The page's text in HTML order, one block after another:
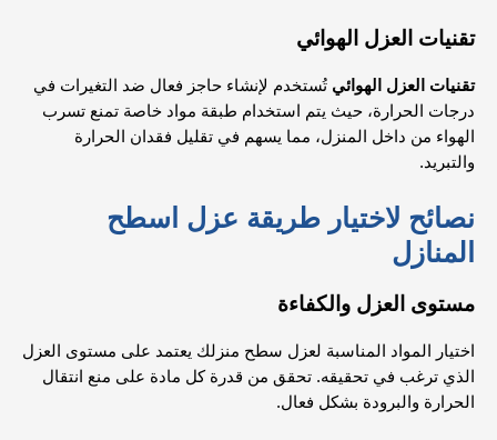
تقنيات العزل الهوائي
تقنيات العزل الهوائي تُستخدم لإنشاء حاجز فعال ضد التغيرات في
درجات الحرارة، حيث يتم استخدام طبقة مواد خاصة تمنع تسرب
الهواء من داخل المنزل، مما يسهم في تقليل فقدان الحرارة
والتبريد.
نصائح لاختيار طريقة عزل اسطح
المنازل
مستوى العزل والكفاءة
اختيار المواد المناسبة لعزل سطح منزلك يعتمد على مستوى العزل
الذي ترغب في تحقيقه. تحقق من قدرة كل مادة على منع انتقال
الحرارة والبرودة بشكل فعال.